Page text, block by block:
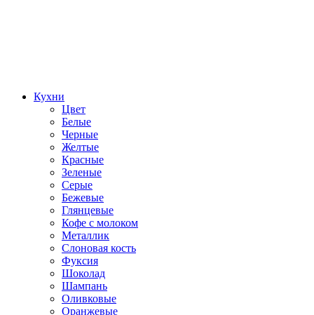
Кухни
Цвет
Белые
Черные
Желтые
Красные
Зеленые
Серые
Бежевые
Глянцевые
Кофе с молоком
Металлик
Слоновая кость
Фуксия
Шоколад
Шампань
Оливковые
Оранжевые